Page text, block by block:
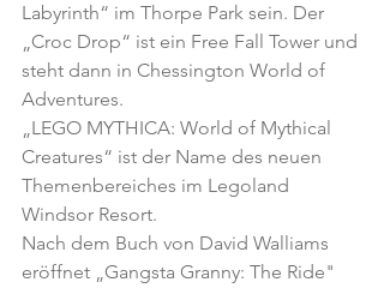
Labyrinth“ im Thorpe Park sein. Der
„Croc Drop“ ist ein Free Fall Tower und
steht dann in Chessington World of
Adventures.
„LEGO MYTHICA: World of Mythical
Creatures“ ist der Name des neuen
Themenbereiches im Legoland
Windsor Resort.
Nach dem Buch von David Walliams
eröffnet „Gangsta Granny: The Ride"